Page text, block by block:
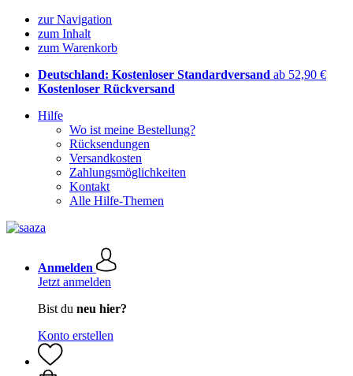
zur Navigation
zum Inhalt
zum Warenkorb
Deutschland: Kostenloser Standardversand ab 52,90 €
Kostenloser Rückversand
Hilfe
Wo ist meine Bestellung?
Rücksendungen
Versandkosten
Zahlungsmöglichkeiten
Kontakt
Alle Hilfe-Themen
Anmelden
Jetzt anmelden
Bist du neu hier?
Konto erstellen